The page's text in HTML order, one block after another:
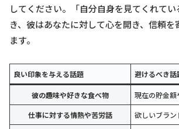
してください。「自分自身を見てくれて
き、彼はあなたに対して心を開き、信頼を
ます。
良い印象を与える話題 避けるべき話
彼の趣味や好きな食べ物
現在の貯金
仕事に対する情熱や苦労話
欲しいブラ